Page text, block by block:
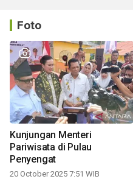
Foto
Kunjungan Menteri
Pariwisata di Pulau
Penyengat
20 October 2025 7:51 WIB